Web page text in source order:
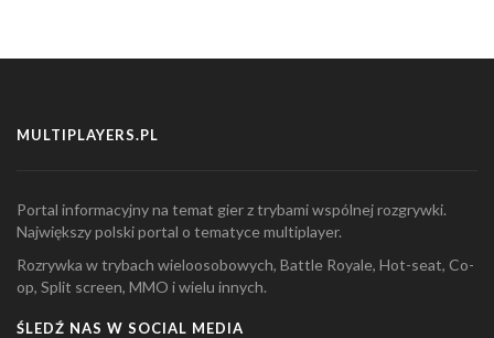
MULTIPLAYERS.PL
Portal informacyjny na temat gier z trybami wspólnej rozgrywki.
Największy polski portal o tematyce multiplayer.
Rozrywka w trybach wieloosobowych, Battle Royale, Hot-seat, Co-
op, Split screen, MMO i wielu innych.
ŚLEDŹ NAS W SOCIAL MEDIA